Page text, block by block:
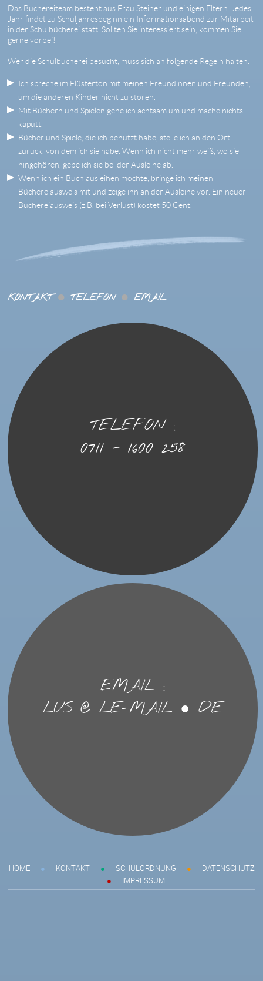
Das Büchereiteam besteht aus Frau Steiner und einigen Eltern. Jedes
Jahr findet zu Schuljahresbeginn ein Informationsabend zur Mitarbeit
in der Schulbücherei statt. Sollten Sie interessiert sein, kommen Sie
gerne vorbei!
Wer die Schulbücherei besucht, muss sich an folgende Regeln halten:
Ich spreche im Flüsterton mit meinen Freundinnen und Freunden,
um die anderen Kinder nicht zu stören.
Mit Büchern und Spielen gehe ich achtsam um und mache nichts
kaputt.
Bücher und Spiele, die ich benutzt habe, stelle ich an den Ort
zurück, von dem ich sie habe. Wenn ich nicht mehr weiß, wo sie
hingehören, gebe ich sie bei der Ausleihe ab.
Wenn ich ein Buch ausleihen möchte, bringe ich meinen
Büchereiausweis mit und zeige ihn an der Ausleihe vor. Ein neuer
Büchereiausweis (z.B. bei Verlust) kostet 50 Cent.
KONTAKT TELEFON EMAIL
TELEFON :
0711 - 1600 258
EMAIL :
LUS @ LE-MAIL ● DE
HOME ● KONTAKT ● SCHULORDNUNG ●
DATENSCHUTZ
●
IMPRESSUM